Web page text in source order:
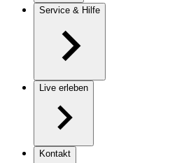
Service & Hilfe
Live erleben
Kontakt